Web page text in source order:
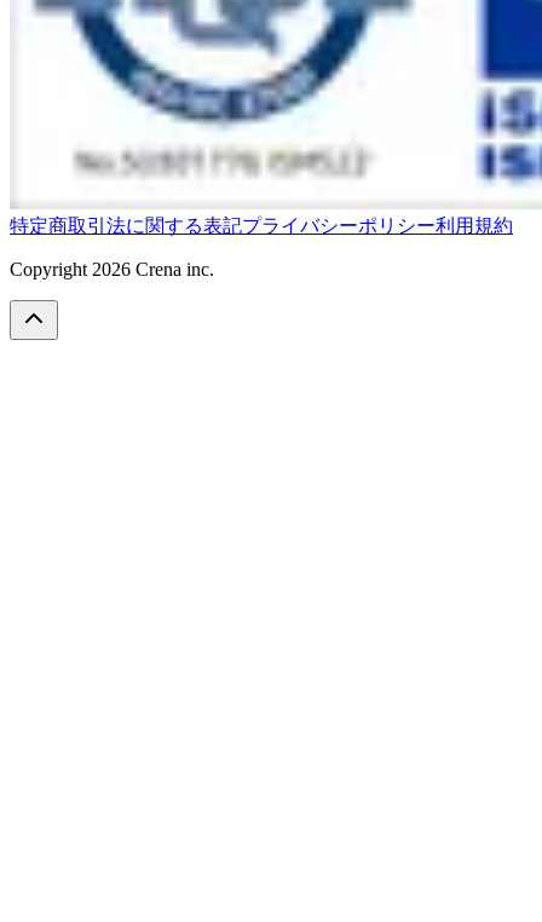
特定商取引法に関する表記プライバシーポリシー利用規約
Copyright 2026 Crena inc.